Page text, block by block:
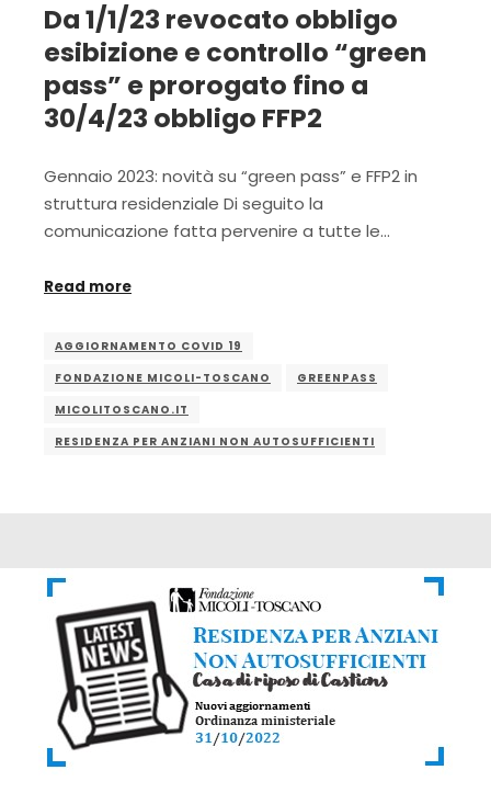
Da 1/1/23 revocato obbligo
esibizione e controllo “green
pass” e prorogato fino a
30/4/23 obbligo FFP2
Gennaio 2023: novità su “green pass” e FFP2 in
struttura residenziale Di seguito la
comunicazione fatta pervenire a tutte le…
Read more
AGGIORNAMENTO COVID 19
FONDAZIONE MICOLI-TOSCANO
GREENPASS
MICOLITOSCANO.IT
RESIDENZA PER ANZIANI NON AUTOSUFFICIENTI